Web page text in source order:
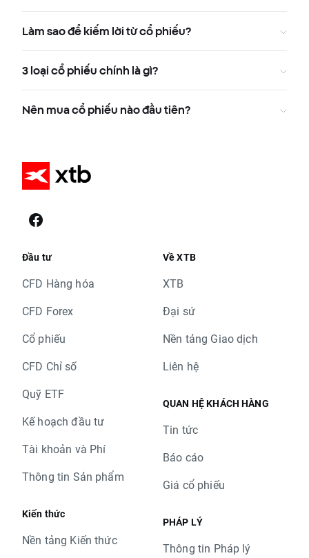
Làm sao để kiếm lời từ cổ phiếu?
3 loại cổ phiếu chính là gì?
Nên mua cổ phiếu nào đầu tiên?
Đầu tư
CFD Hàng hóa
CFD Forex
Cổ phiếu
CFD Chỉ số
Quỹ ETF
Kế hoạch đầu tư
Tài khoản và Phí
Thông tin Sản phẩm
Kiến thức
Nền tảng Kiến thức
Về XTB
XTB
Đại sứ
Nền tảng Giao dịch
Liên hệ
QUAN HỆ KHÁCH HÀNG
Tin tức
Báo cáo
Giá cổ phiếu
PHÁP LÝ
Thông tin Pháp lý